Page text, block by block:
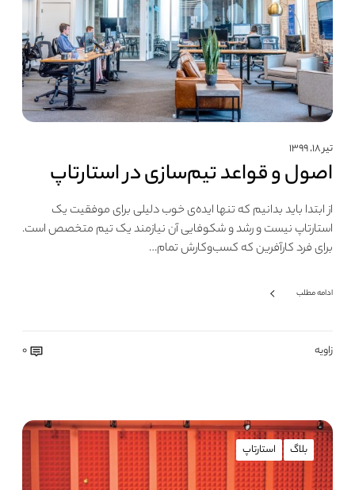
تیر ۱۸, ۱۳۹۹
اصول و قواعد تیم‎‌‎سازی در استارتاپ
از ابتدا باید بدانیم که تنها ایده‌ی خوب دلیلی برای موفقیت یک
استارتاپ نیست و رشد و شکوفایی آن نیازمند یک تیم متخصص است.
برای فرد کارآفرین که کسب‌وکارش تمام…
ادامه مطلب
زاویه 0
بلاگ استارتاپ